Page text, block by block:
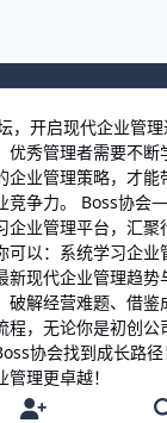
，开启现代企业管
优秀管理者需要不断
企业管理策略，才
竞争力。 Boss协
企业管理平台，汇聚
可以：系统学习企业
新现代企业管理趋势
破解经营难题、借
程，无论你是初创公
协会找到成长路
理更卓越！